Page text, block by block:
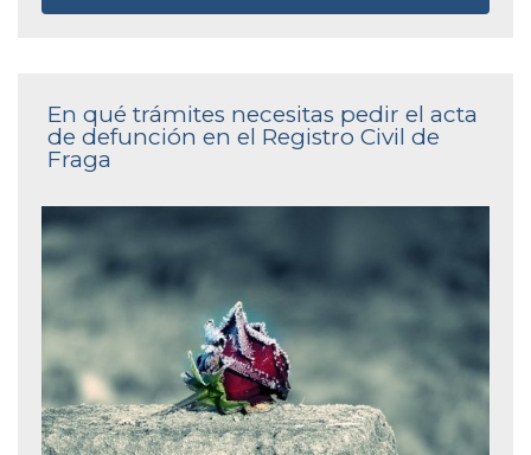
En qué trámites necesitas pedir el acta
de defunción en el Registro Civil de
Fraga